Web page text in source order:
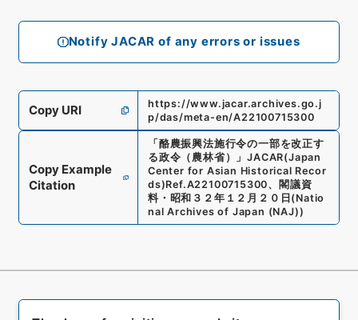
Notify JACAR of any errors or issues
Copy URI
https://www.jacar.archives.go.j
p/das/meta-en/A22100715300
Copy Example
Citation
「 酪農振興法施行令の一部を改正す
る政令（農林省）
」JACAR(Japan
Center for Asian Historical Recor
ds)Ref.A22100715300、 閣議資
料・昭和３２年１２月２０日 (Natio
nal Archives of Japan (NAJ))